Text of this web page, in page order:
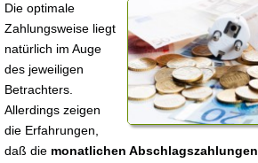
Die optimale
Zahlungsweise liegt
natürlich im Auge
des jeweiligen
Betrachters.
Allerdings zeigen
die Erfahrungen,
daß die monatlichen Abschlagszahlungen